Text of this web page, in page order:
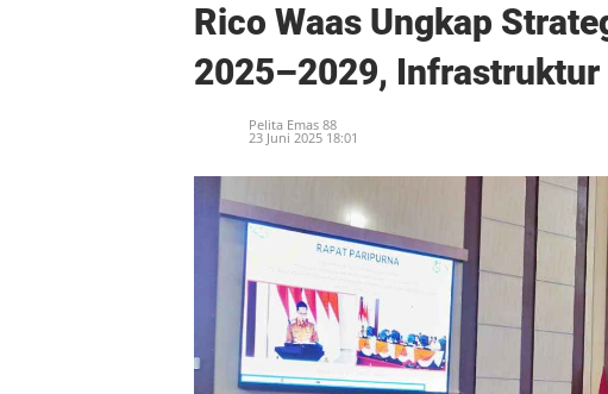
Rico Waas Ungkap
2025–2029, Infrastruktur
Pelita Emas 88
23 Juni 2025 18:01